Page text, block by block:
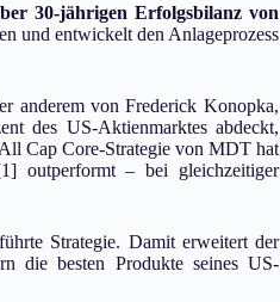
30-jährigen Erfolgsbilanz von
und entwickelt den Anlageprozess
anderem von Frederick Konopka,
des US-Aktienmarktes abdeckt,
Cap Core-Strategie von MDT hat
outperformt – bei gleichzeitiger
Strategie. Damit erweitert der
die besten Produkte seines US-